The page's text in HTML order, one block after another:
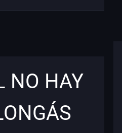
NO HAY